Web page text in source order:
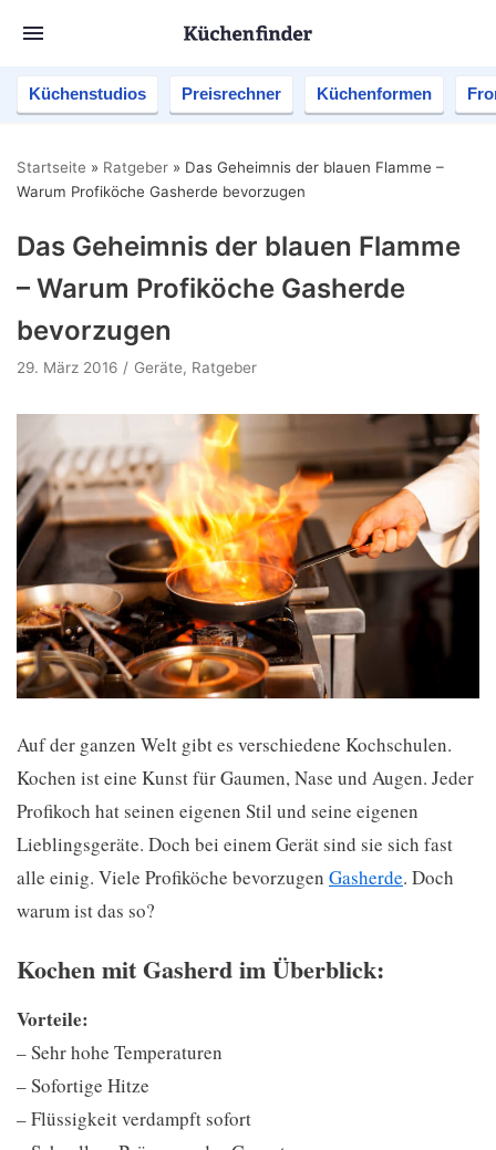
Küchenstudios Preisrechner Küchenformen
Startseite » Ratgeber » Das Geheimnis der blauen Flamme –
Warum Profiköche Gasherde bevorzugen
Das Geheimnis der blauen Flamme
– Warum Profiköche Gasherde
bevorzugen
29. März 2016 Geräte, Ratgeber
Auf der ganzen Welt gibt es verschiedene Kochschulen.
Kochen ist eine Kunst für Gaumen, Nase und Augen. Jeder
Profikoch hat seinen eigenen Stil und seine eigenen
Lieblingsgeräte. Doch bei einem Gerät sind sie sich fast
alle einig. Viele Profiköche bevorzugen Gasherde. Doch
warum ist das so?
Kochen mit Gasherd im Überblick:
Vorteile:
– Sehr hohe Temperaturen
– Sofortige Hitze
– Flüssigkeit verdampft sofort